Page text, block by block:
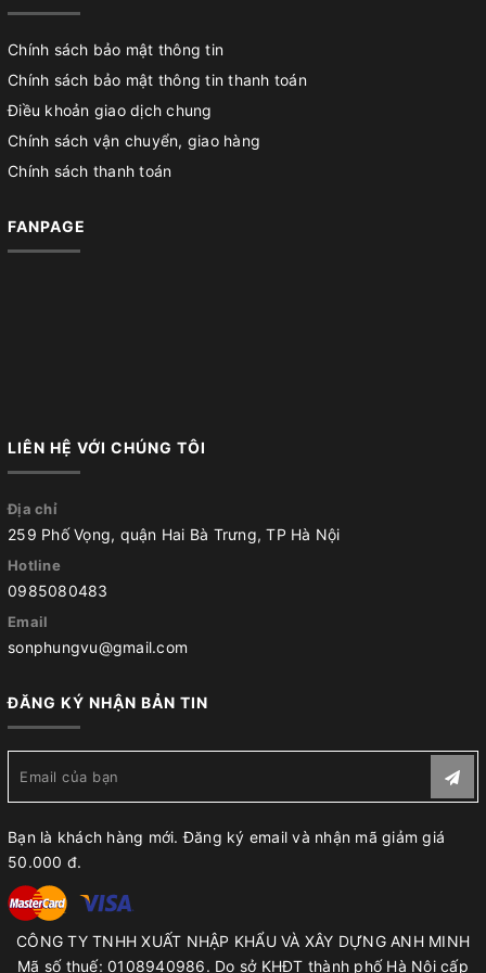
Chính sách bảo mật thông tin
Chính sách bảo mật thông tin thanh toán
Điều khoản giao dịch chung
Chính sách vận chuyển, giao hàng
Chính sách thanh toán
FANPAGE
LIÊN HỆ VỚI CHÚNG TÔI
Địa chỉ
259 Phố Vọng, quận Hai Bà Trưng, TP Hà Nội
Hotline
0985080483
Email
sonphungvu@gmail.com
ĐĂNG KÝ NHẬN BẢN TIN
Bạn là khách hàng mới. Đăng ký email và nhận mã giảm giá
50.000 đ.
CÔNG TY TNHH XUẤT NHẬP KHẨU VÀ XÂY DỰNG ANH MINH
Mã số thuế: 0108940986. Do sở KHĐT thành phố Hà Nội cấp